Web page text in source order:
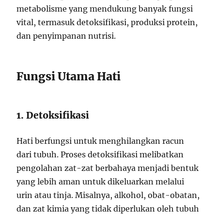
metabolisme yang mendukung banyak fungsi
vital, termasuk detoksifikasi, produksi protein,
dan penyimpanan nutrisi.
Fungsi Utama Hati
1. Detoksifikasi
Hati berfungsi untuk menghilangkan racun
dari tubuh. Proses detoksifikasi melibatkan
pengolahan zat-zat berbahaya menjadi bentuk
yang lebih aman untuk dikeluarkan melalui
urin atau tinja. Misalnya, alkohol, obat-obatan,
dan zat kimia yang tidak diperlukan oleh tubuh